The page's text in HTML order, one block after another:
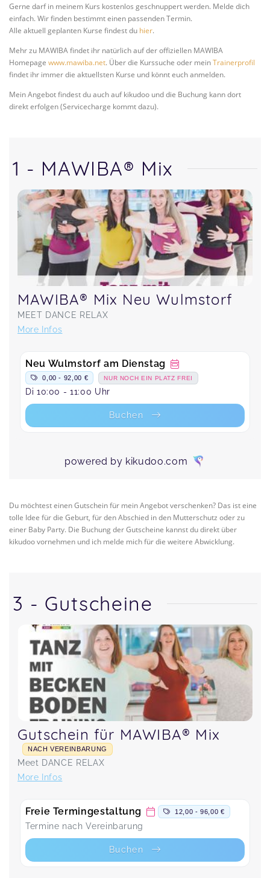
Gerne darf in meinem Kurs kostenlos geschnuppert werden. Melde dich
einfach. Wir finden bestimmt einen passenden Termin.
Alle aktuell geplanten Kurse findest du hier.
Mehr zu MAWIBA findet ihr natürlich auf der offiziellen MAWIBA
Homepage www.mawiba.net. Über die Kurssuche oder meinTrainerprofil
findet ihr immer die aktuellsten Kurse und könnt euch anmelden.
Mein Angebot findest du auch auf kikudoo und die Buchung kann dort
direkt erfolgen (Servicecharge kommt dazu).
Du möchtest einen Gutschein für mein Angebot verschenken? Das ist eine
tolle Idee für die Geburt, für den Abschied in den Mutterschutz oder zu
einer Baby Party. Die Buchung der Gutscheine kannst du direkt über
kikudoo vornehmen und ich melde mich für die weitere Abwicklung.